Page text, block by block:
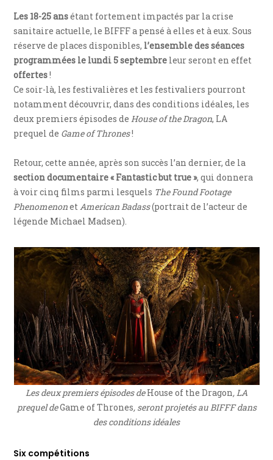
Les 18-25 ansétant fortement impactés par la crise
sanitaire actuelle, le BIFFF a pensé à elles et à eux. Sous
réserve de places disponibles, l’ensemble des séances
programmées le lundi 5 septembre leur seront en effet
offertes!
Ce soir-là, les festivalières et les festivaliers pourront
notamment découvrir, dans des conditions idéales, les
deux premiers épisodes de House of the Dragon, LA
prequel de Game of Thrones!
Retour, cette année, après son succès l’an dernier, de la
section documentaire « Fantastic but true », qui donnera
à voir cinq films parmi lesquels The Found Footage
Phenomenonet American Badass(portrait de l’acteur de
légende Michael Madsen).
Les deux premiers épisodes deHouse of the Dragon, LA
prequel deGame of Thrones, seront projetés au BIFFF dans
des conditions idéales
Six compétitions